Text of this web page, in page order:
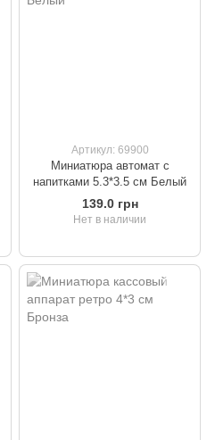
Артикул: 69900
Миниатюра автомат с
напитками 5.3*3.5 см Белый
139.0 грн
Нет в наличии